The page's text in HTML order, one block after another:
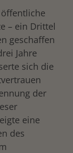
– ein Drittel
geschaffen
Jahre
sich die
der
eine
des